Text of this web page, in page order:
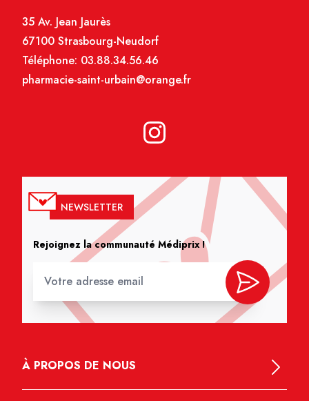
35 Av. Jean Jaurès
67100 Strasbourg-Neudorf
Téléphone: 03.88.34.56.46
pharmacie-saint-urbain@orange.fr
NEWSLETTER
Rejoignez la communauté Médiprix !
À PROPOS DE NOUS